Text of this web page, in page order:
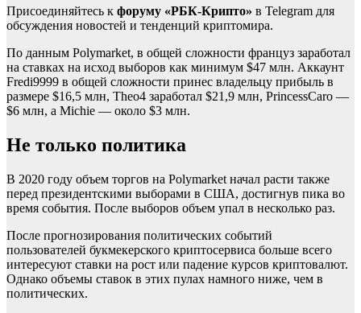
Присоединяйтесь к форуму «РБК-Крипто» в Telegram для
обсуждения новостей и тенденций криптомира.
По данным Polymarket, в общей сложности француз заработал
на ставках на исход выборов как минимум $47 млн. Аккаунт
Fredi9999 в общей сложности принес владельцу прибыль в
размере $16,5 млн, Theo4 заработал $21,9 млн, PrincessCaro —
$6 млн, а Michie — около $3 млн.
Не только политика
В 2020 году объем торгов на Polymarket начал расти также
перед президентскими выборами в США, достигнув пика во
время события. После выборов объем упал в несколько раз.
После прогнозирования политических событий
пользователей букмекерского криптосервиса больше всего
интересуют ставки на рост или падение курсов криптовалют.
Однако объемы ставок в этих пулах намного ниже, чем в
политических.